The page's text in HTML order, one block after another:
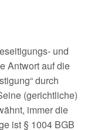
und
Antwort auf die
durch
(gerichtliche)
immer die
ist § 1004 BGB